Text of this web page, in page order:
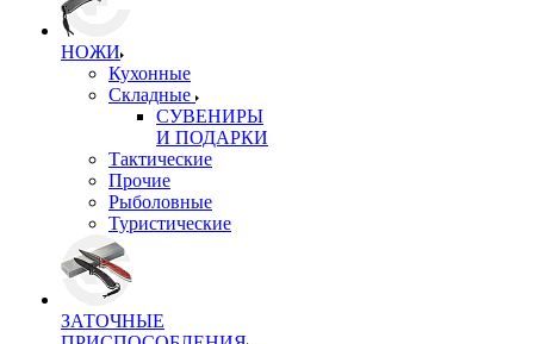
НОЖИ
Кухонные
Складные
СУВЕНИРЫ
И ПОДАРКИ
Тактические
Прочие
Рыболовные
Туристические
ЗАТОЧНЫЕ